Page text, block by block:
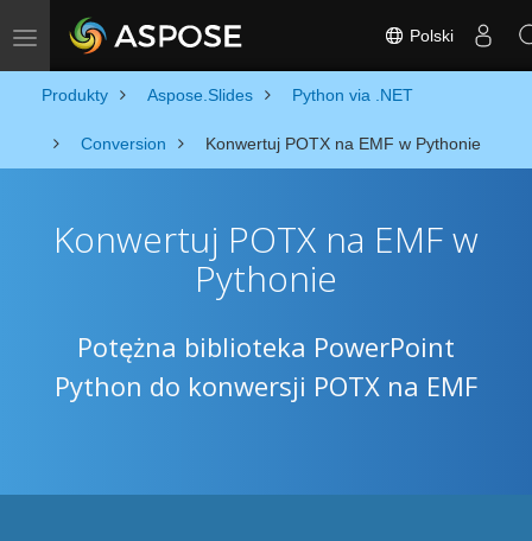
Toggle navigation Polski
Produkty Aspose.Slides Python via .NET
Conversion Konwertuj POTX na EMF w Pythonie
Konwertuj POTX na EMF w
Pythonie
Potężna biblioteka PowerPoint
Python do konwersji POTX na EMF